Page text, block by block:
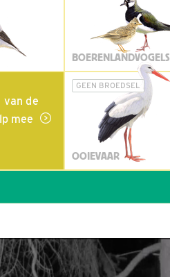
BOERENLANDVOGELS
van de
mee
GEEN BROEDSEL
OOIEVAAR